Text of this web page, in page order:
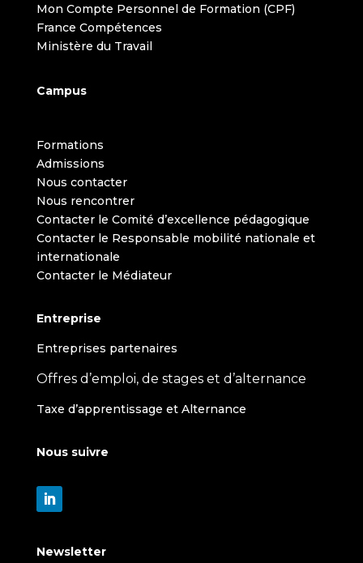
Mon Compte Personnel de Formation (CPF)
France Compétences
Ministère du Travail
Campus
Formations
Admissions
Nous contacter
Nous rencontrer
Contacter le Comité d’excellence pédagogique
Contacter le Responsable mobilité nationale et
internationale
Contacter le Médiateur
Entreprise
Entreprises partenaires
Offres d’emploi, de stages et d’alternance
Taxe d’apprentissage et Alternance
Nous suivre
Newsletter